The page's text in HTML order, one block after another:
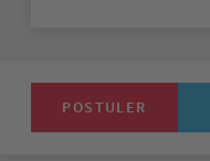
POSTULER